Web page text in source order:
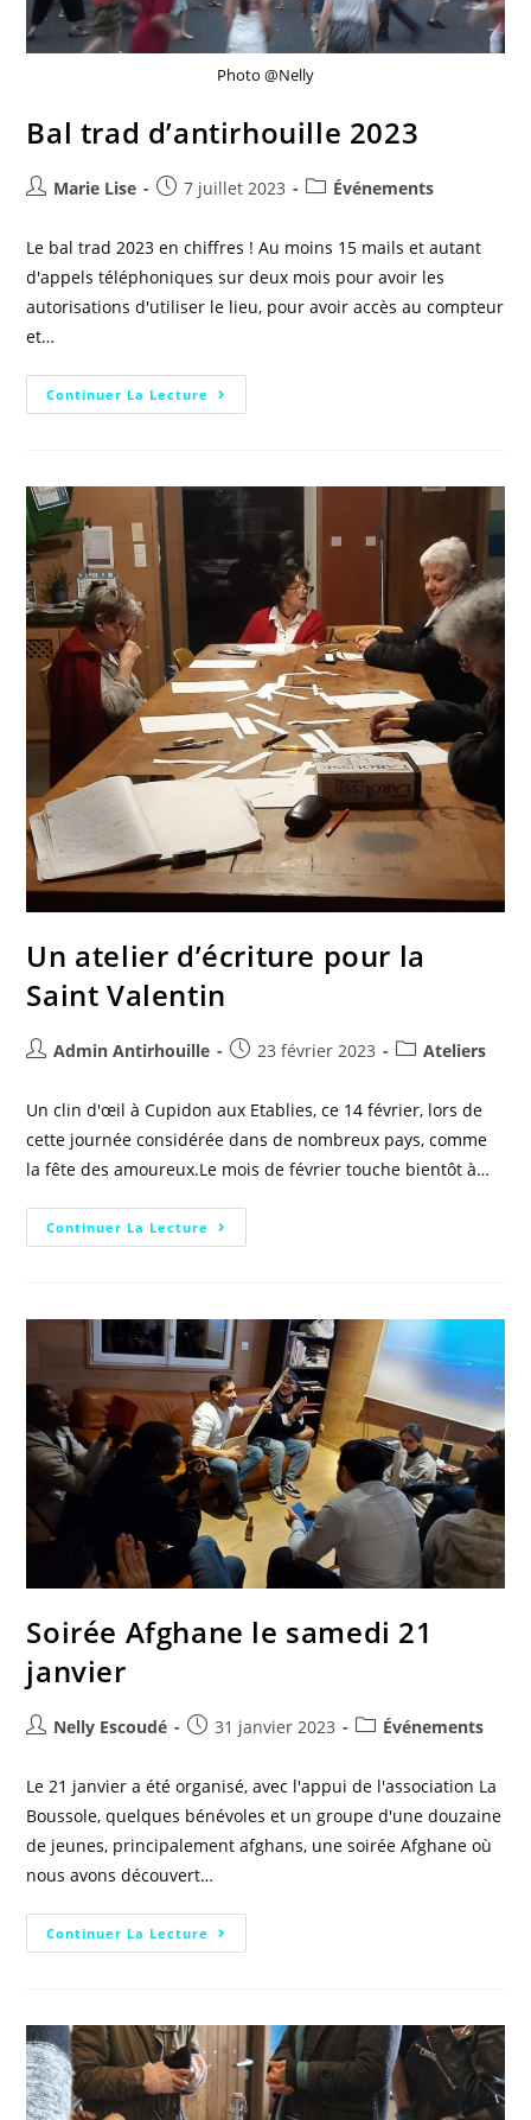
Photo @Nelly
Bal trad d’antirhouille 2023
Marie Lise 7 juillet 2023 Événements
Le bal trad 2023 en chiffres ! Au moins 15 mails et autant
d'appels téléphoniques sur deux mois pour avoir les
autorisations d'utiliser le lieu, pour avoir accès au compteur
et…
Continuer La Lecture
Un atelier d’écriture pour la
Saint Valentin
Admin Antirhouille 23 février 2023 Ateliers
Un clin d'œil à Cupidon aux Etablies, ce 14 février, lors de
cette journée considérée dans de nombreux pays, comme
la fête des amoureux.Le mois de février touche bientôt à…
Continuer La Lecture
Soirée Afghane le samedi 21
janvier
Nelly Escoudé 31 janvier 2023 Événements
Le 21 janvier a été organisé, avec l'appui de l'association La
Boussole, quelques bénévoles et un groupe d'une douzaine
de jeunes, principalement afghans, une soirée Afghane où
nous avons découvert…
Continuer La Lecture